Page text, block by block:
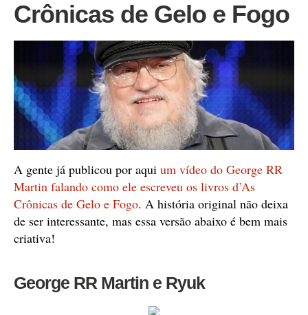
Crônicas de Gelo e Fogo
A gente já publicou por aqui um vídeo do George RR
Martin falando como ele escreveu os livros d’As
Crônicas de Gelo e Fogo. A história original não deixa
de ser interessante, mas essa versão abaixo é bem mais
criativa!
George RR Martin e Ryuk